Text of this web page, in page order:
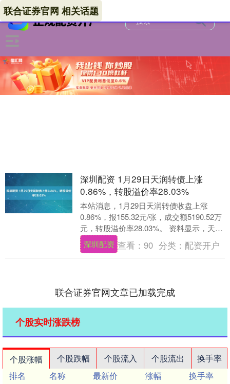
联合证券官网 相关话题
深圳配资 1月29日天润转债上涨
0.86%，转股溢价率28.03%
本站消息，1月29日天润转债收盘上涨
0.86%，报155.32元/张，成交额5190.52万
元，转股溢价率28.03%。 资料显示，天润
转债信用级别为“AA”，....
深圳配资 查看：90 分类： 配资开户
联合证券官网文章已加载完成
个股实时涨跌榜
个股涨幅 个股跌幅 个股流入 个股流出
换手率
排名
名称 最新价 涨幅
换手率